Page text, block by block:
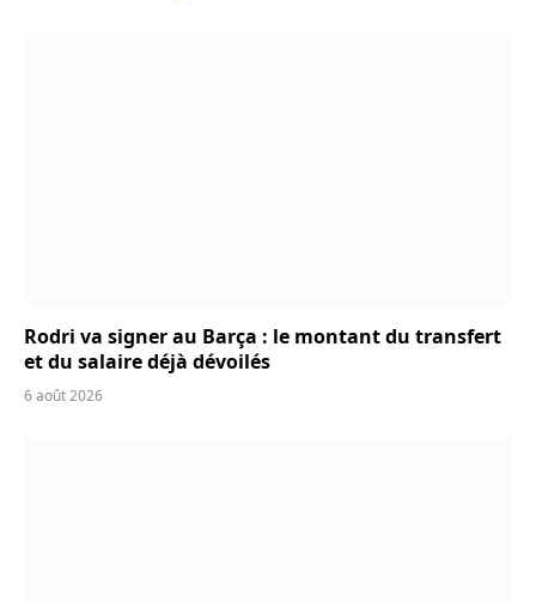
Rodri va signer au Barça : le montant du transfert
et du salaire déjà dévoilés
6 août 2026